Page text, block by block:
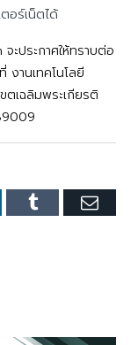
อร์เน็ตได้
ะประกาศให้ทราบต่อ
านเทคโนโลยี
ตเฉลิมพระเกียรติ
Tumblr